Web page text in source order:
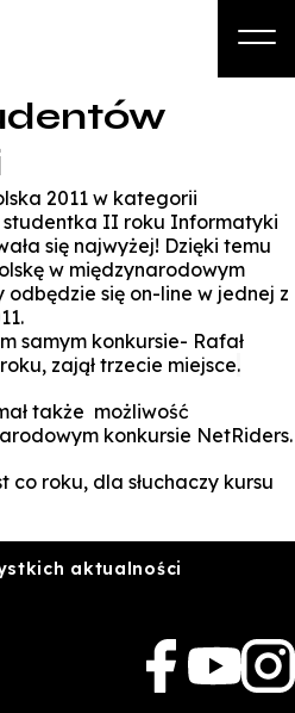
Studia podyplomowe i kursy
Kandydat
Student
Biznes
Zapisz się na studia
2011 w kategorii
II roku Informatyki
się najwyżej! Dzięki temu
w międzynarodowym
się on-line w jednej z
samym konkursie- Rafał
zajął trzecie miejsce.
także możliwość
konkursie NetRiders.
co roku, dla słuchaczy kursu
aktualności